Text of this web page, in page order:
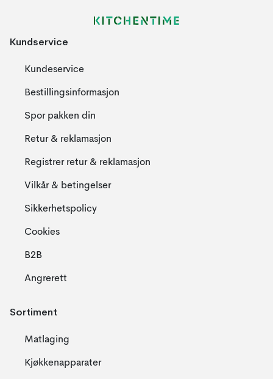
Kundservice
Kundeservice
Bestillingsinformasjon
Spor pakken din
Retur & reklamasjon
Registrer retur & reklamasjon
Vilkår & betingelser
Sikkerhetspolicy
Cookies
B2B
Angrerett
Sortiment
Matlaging
Kjøkkenapparater